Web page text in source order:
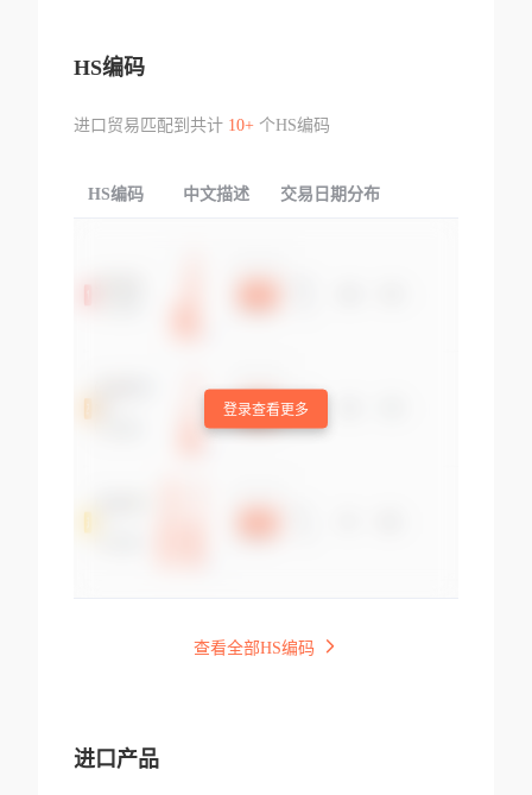
HS编码
进口贸易匹配到共计 10+个HS编码
HS编码 中文描述 交易日期分布
登录查看更多
查看全部HS编码
进口产品